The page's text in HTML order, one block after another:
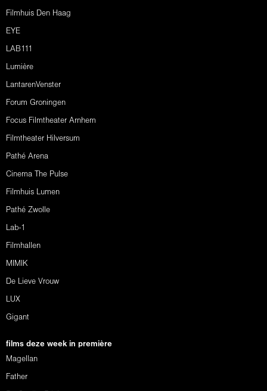
Filmhuis Den Haag
EYE
LAB111
Lumière
LantarenVenster
Forum Groningen
Focus Filmtheater Arnhem
Filmtheater Hilversum
Pathé Arena
Cinema The Pulse
Filmhuis Lumen
Pathé Zwolle
Lab-1
Filmhallen
MIMIK
De Lieve Vrouw
LUX
Gigant
films deze week in première
Magellan
Father